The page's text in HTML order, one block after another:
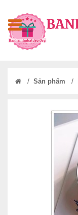
/ Sản phẩm /